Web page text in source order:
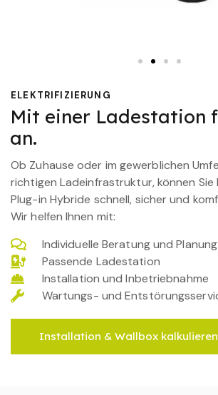
ELEKTRIFIZIERUNG
Mit einer Ladestation
an.
Ob Zuhause oder im gewerblichen
richtigen Ladeinfrastruktur, können
Plug-in Hybride schnell, sicher und
Wir helfen Ihnen mit:
Individuelle Beratung und Planung
Passende Ladestation
Installation und Inbetriebnahme
Wartungs- und
Installation & Wallbox kalkulieren